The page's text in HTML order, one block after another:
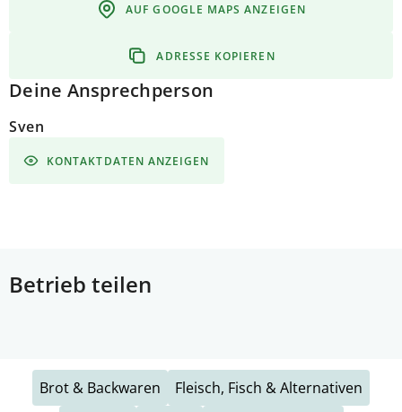
AUF GOOGLE MAPS ANZEIGEN
ADRESSE KOPIEREN
Deine Ansprechperson
Sven
KONTAKTDATEN ANZEIGEN
Betrieb teilen
Brot & Backwaren
Fleisch, Fisch & Alternativen